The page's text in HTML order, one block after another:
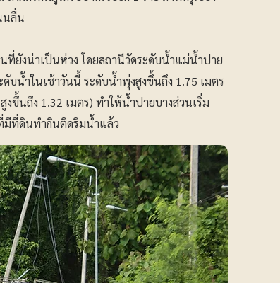
นลื่น
ยังน่าเป็นห่วง โดยสถานีวัดระดับน้ำแม่น้ำปาย
บน้ำในเช้าวันนี้ ระดับน้ำพุ่งสูงขึ้นถึง 1.75 เมตร
ขึ้นถึง 1.32 เมตร) ทำให้น้ำปายบางส่วนเริ่ม
มีที่ดินทำกินติดริมน้ำแล้ว